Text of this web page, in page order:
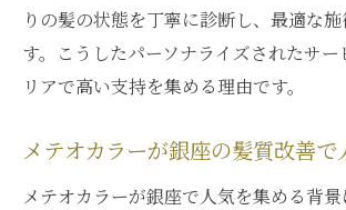
りの髪の状態を丁寧に診断し、最適な
す。こうしたパーソナライズされたサ
リアで高い支持を集める理由です。
メテオカラーが銀座の髪質改善で
メテオカラーが銀座で人気を集める背